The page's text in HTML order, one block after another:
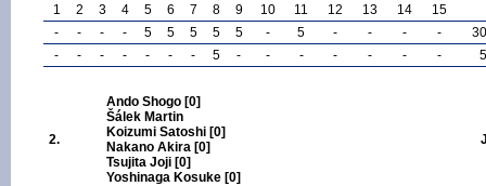
1
2 3 4 5 6 7 8 9 10 11 12 13 14
15
-
- - - 5 5 5 5 5 - 5 - - - -
30
-
- - - - - - 5 - - - - - - - 5
2.
Ando Shogo [0]
Šálek Martin
Koizumi Satoshi [0]
Nakano Akira [0]
Tsujita Joji [0]
Yoshinaga Kosuke [0]